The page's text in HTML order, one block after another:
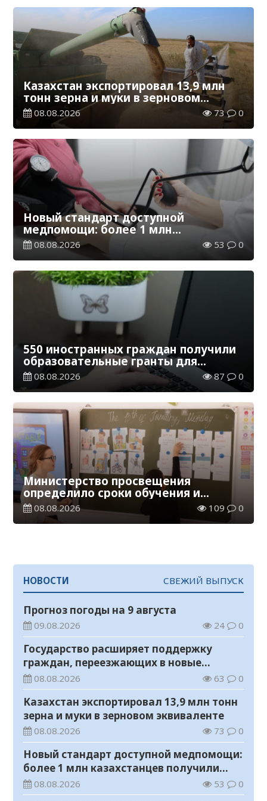
Казахстан экспортировал 13,9 млн
тонн зерна и муки в зерновом
эквиваленте
08.08.2026 73 0
Новый стандарт доступной
медпомощи: более 1 млн
казахстанцев получили
телемедицинские услуги
08.08.2026 53 0
550 иностранных граждан получили
образовательные гранты для
обучения в Казахстане
08.08.2026 87 0
Министерство просвещения
определило сроки обучения и
каникул на 2026-2027 учебный год
08.08.2026 109 0
НОВОСТИ СВЕЖИЙ ВЫПУСК
Прогноз погоды на 9 августа
09.08.2026 24 0
Государство расширяет поддержку
граждан, переезжающих в новые
регионы для работы
08.08.2026 63 0
Казахстан экспортировал 13,9 млн тонн
зерна и муки в зерновом эквиваленте
08.08.2026 73 0
Новый стандарт доступной медпомощи:
более 1 млн казахстанцев получили
телемедицинские услуги
08.08.2026 53 0